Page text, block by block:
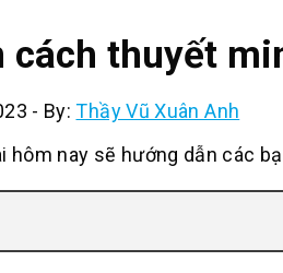
cách thuyết
- By:Thầy Vũ Xuân Anh
hôm nay sẽ hướng dẫn các